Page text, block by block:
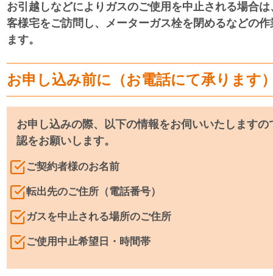
お引越しなどによりガスのご使用を中止される場合
客様宅をご訪問し、メーターガス栓を閉めるなどの
ます。
お申し込み前に（お電話にて承ります
お申し込みの際、以下の情報をお伺いいたしますの
認をお願いします。
ご契約者様のお名前
転出先のご住所（電話番号）
ガスを中止される場所のご住所
ご使用中止希望日・時間帯